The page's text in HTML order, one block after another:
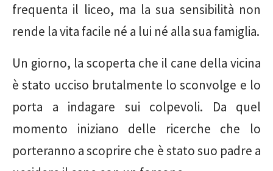
frequenta il liceo, ma la sua sensibilità non
rende la vita facile né a lui né alla sua famiglia.
Un giorno, la scoperta che il cane della vicina
è stato ucciso brutalmente lo sconvolge e lo
porta a indagare sui colpevoli. Da quel
momento iniziano delle ricerche che lo
porteranno a scoprire che è stato suo padre a